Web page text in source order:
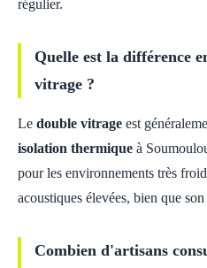
régulier.
Quelle est la différence
vitrage ?
Le double vitrage est
isolation thermique à
pour les environnements très
acoustiques élevées, bien que
Combien d'artisans